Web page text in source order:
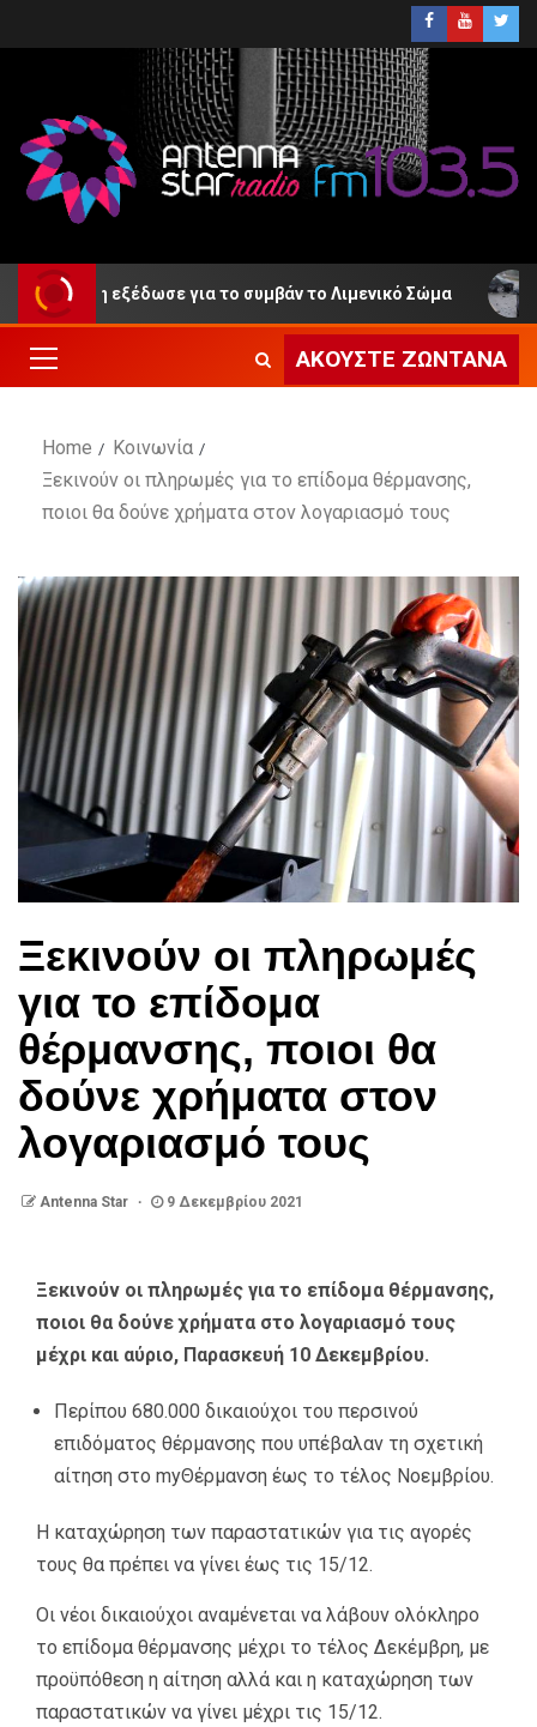
εξέδωσε για το συμβάν το Λιμενικό Σώμα
ΑΚΟΎΣΤΕ ΖΩΝΤΑΝΆ
Home
Κοινωνία
Ξεκινούν οι πληρωμές για το επίδομα θέρμανσης,
ποιοι θα δούνε χρήματα στον λογαριασμό τους
Ξεκινούν οι πληρωμές
για το επίδομα
θέρμανσης, ποιοι θα
δούνε χρήματα στον
λογαριασμό τους
Antenna Star 9 Δεκεμβρίου 2021
Ξεκινούν οι πληρωμές για το επίδομα θέρμανσης,
ποιοι θα δούνε χρήματα στο λογαριασμό τους
μέχρι και αύριο, Παρασκευή 10 Δεκεμβρίου.
Περίπου 680.000 δικαιούχοι του περσινού
επιδόματος θέρμανσης που υπέβαλαν τη σχετική
αίτηση στο myΘέρμανση έως το τέλος Νοεμβρίου.
Η καταχώρηση των παραστατικών για τις αγορές
τους θα πρέπει να γίνει έως τις 15/12.
Οι νέοι δικαιούχοι αναμένεται να λάβουν ολόκληρο
το επίδομα θέρμανσης μέχρι το τέλος Δεκέμβρη, με
προϋπόθεση η αίτηση αλλά και η καταχώρηση των
παραστατικών να γίνει μέχρι τις 15/12.